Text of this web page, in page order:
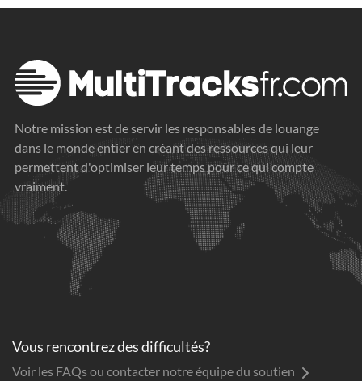
Notre mission est de servir les responsables de louange
dans le monde entier en créant des ressources qui leur
permettent d'optimiser leur temps pour ce qui compte
vraiment.
Vous rencontrez des difficultés?
Voir les FAQs ou contacter notre équipe du soutien